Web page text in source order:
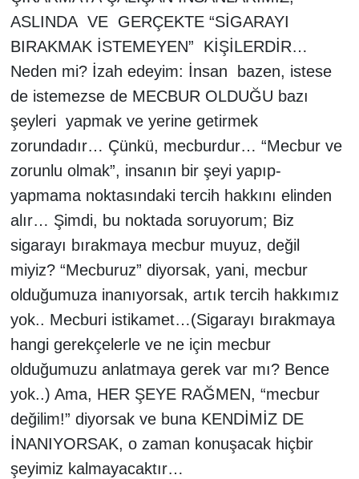
ASLINDA VE
GERÇEKTE “SİGARAYI
BIRAKMAK İSTEMEYEN”
KİŞİLERDİR…
Neden mi? İzah edeyim: İnsan
bazen, istese
de istemezse de MECBUR OLDUĞU bazı
şeyleri yapmak ve yerine getirmek
zorundadır… Çünkü, mecburdur… “Mecbur ve
zorunlu olmak”, insanın bir şeyi yapıp-
yapmama noktasındaki tercih hakkını elinden
alır… Şimdi, bu noktada soruyorum; Biz
sigarayı bırakmaya mecbur muyuz, değil
miyiz? “Mecburuz” diyorsak, yani, mecbur
olduğumuza inanıyorsak, artık tercih hakkımız
yok.. Mecburi istikamet…(Sigarayı bırakmaya
hangi gerekçelerle ve ne için mecbur
olduğumuzu anlatmaya gerek var mı? Bence
yok..) Ama, HER ŞEYE RAĞMEN, “mecbur
değilim!” diyorsak ve buna KENDİMİZ DE
İNANIYORSAK, o zaman konuşacak hiçbir
şeyimiz kalmayacaktır…